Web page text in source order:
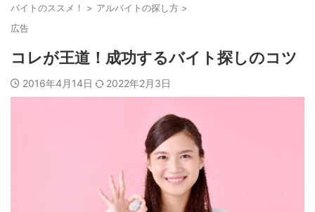
バイトのススメ！ > アルバイトの探し方 >
広告
コレが王道！成功するバイト探しのコツ
2016年4月14日 2022年2月3日